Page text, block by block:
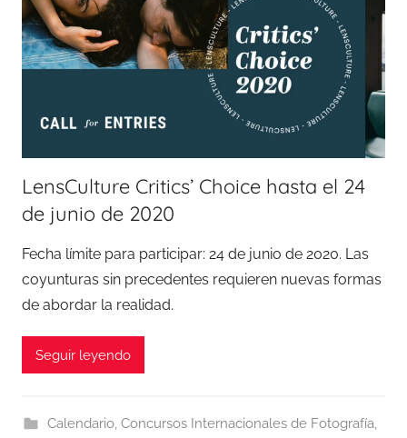
LensCulture Critics’ Choice hasta el 24
de junio de 2020
Fecha límite para participar: 24 de junio de 2020. Las
coyunturas sin precedentes requieren nuevas formas
de abordar la realidad.
Seguir leyendo
Calendario, Concursos Internacionales de Fotografía,